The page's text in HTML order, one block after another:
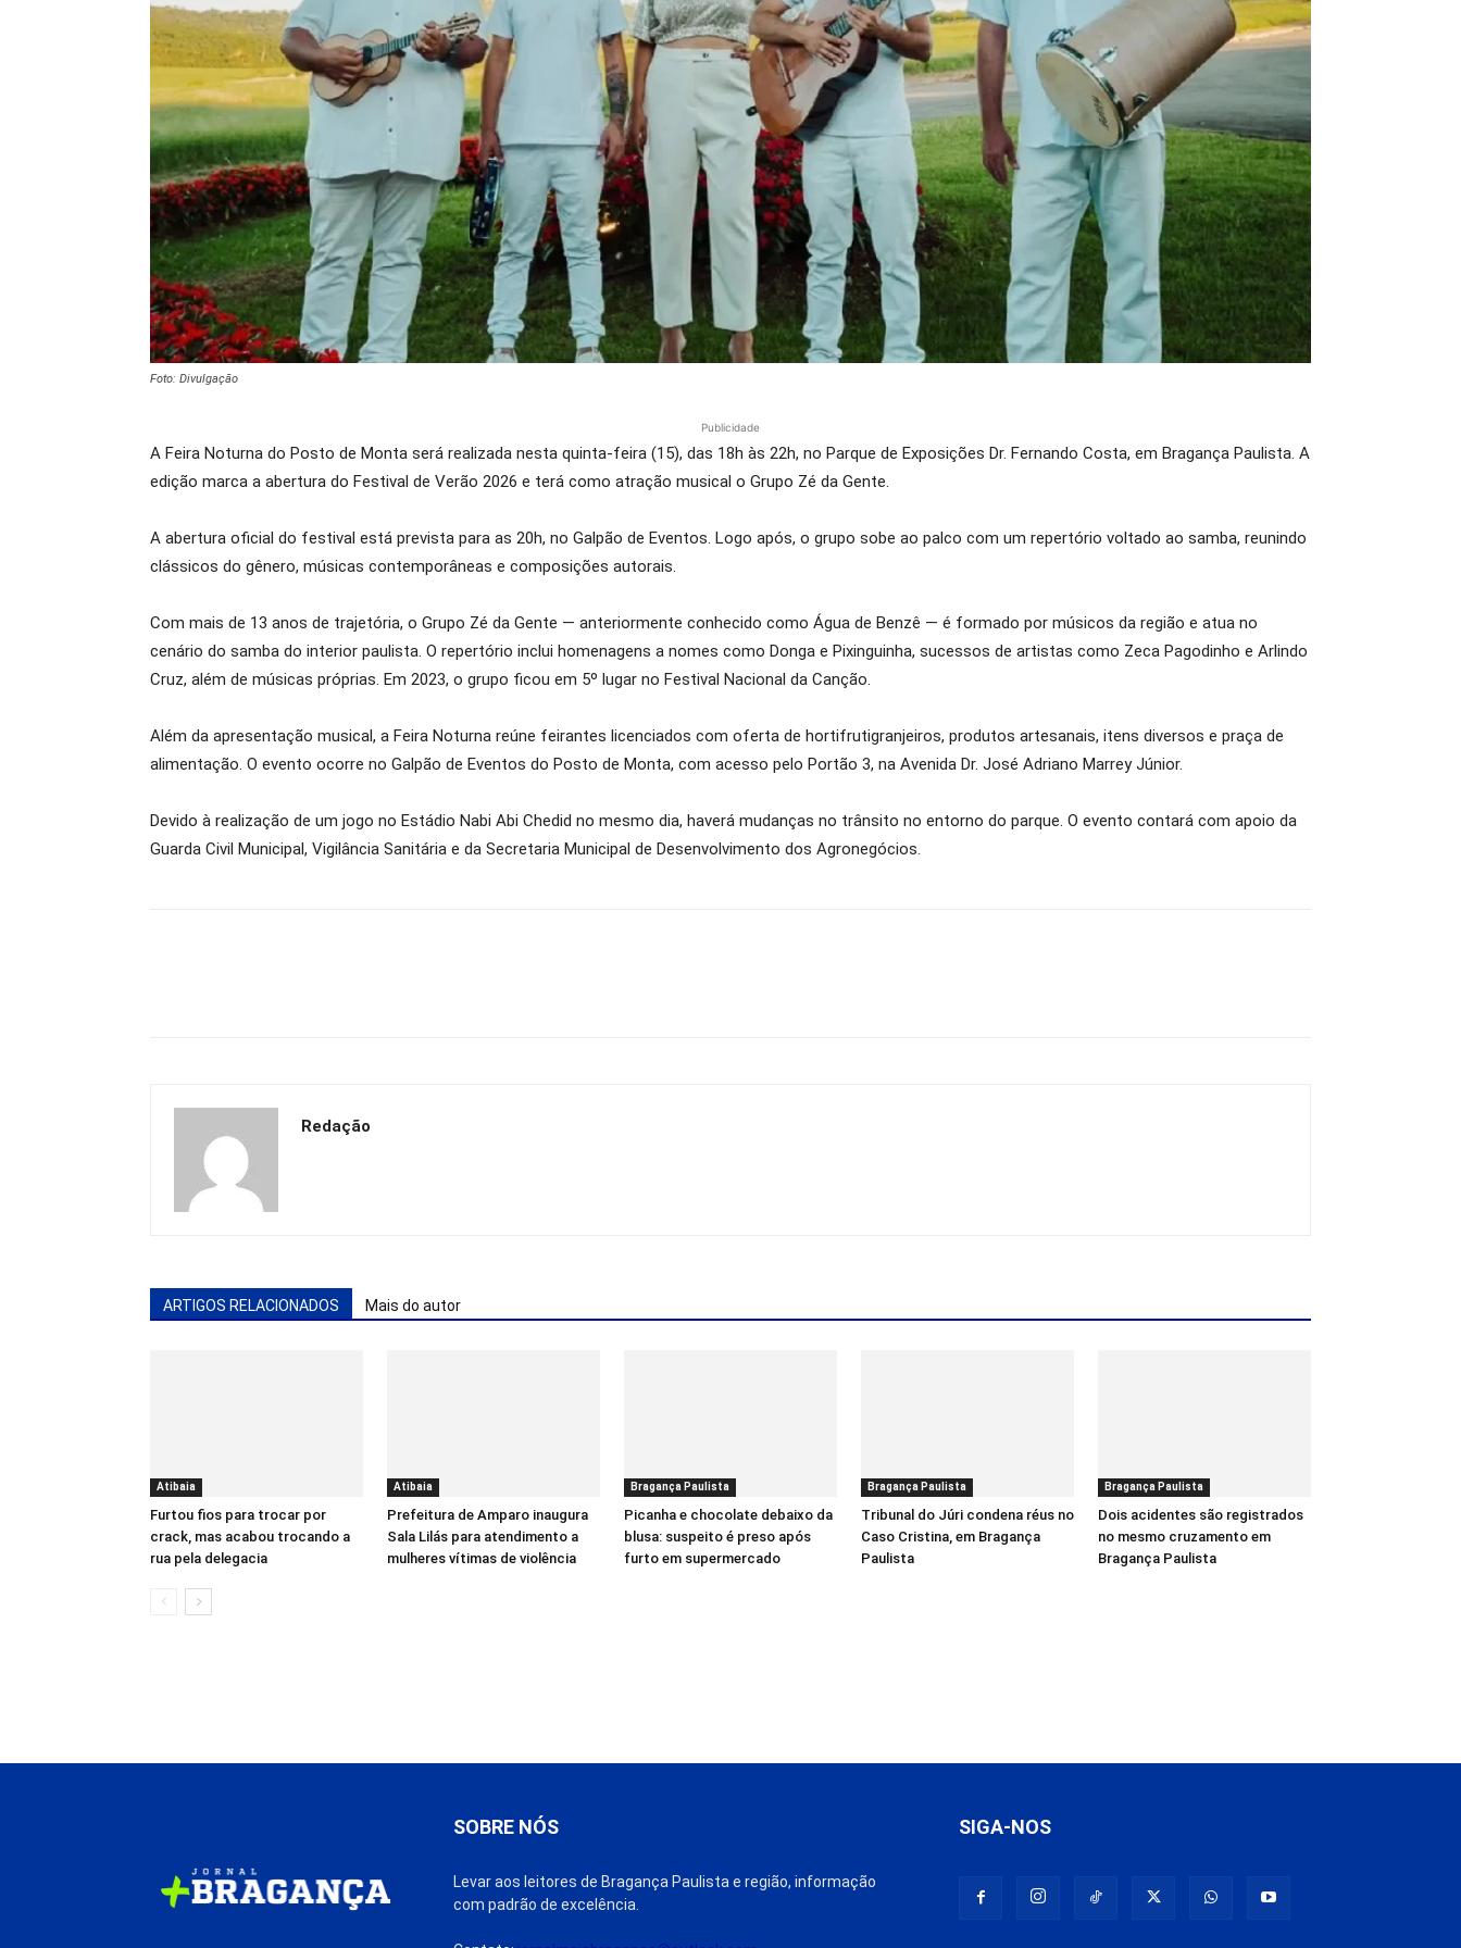
Foto: Divulgação
Publicidade
A Feira Noturna do Posto de Monta será realizada nesta quinta-feira (15), das 18h às 22h, no Parque de Exposições Dr. Fernando Costa, em Bragança Paulista. A
edição marca a abertura do Festival de Verão 2026 e terá como atração musical o Grupo Zé da Gente.
A abertura oficial do festival está prevista para as 20h, no Galpão de Eventos. Logo após, o grupo sobe ao palco com um repertório voltado ao samba, reunindo
clássicos do gênero, músicas contemporâneas e composições autorais.
Com mais de 13 anos de trajetória, o Grupo Zé da Gente — anteriormente conhecido como Água de Benzê — é formado por músicos da região e atua no
cenário do samba do interior paulista. O repertório inclui homenagens a nomes como Donga e Pixinguinha, sucessos de artistas como Zeca Pagodinho e Arlindo
Cruz, além de músicas próprias. Em 2023, o grupo ficou em 5º lugar no Festival Nacional da Canção.
Além da apresentação musical, a Feira Noturna reúne feirantes licenciados com oferta de hortifrutigranjeiros, produtos artesanais, itens diversos e praça de
alimentação. O evento ocorre no Galpão de Eventos do Posto de Monta, com acesso pelo Portão 3, na Avenida Dr. José Adriano Marrey Júnior.
Devido à realização de um jogo no Estádio Nabi Abi Chedid no mesmo dia, haverá mudanças no trânsito no entorno do parque. O evento contará com apoio da
Guarda Civil Municipal, Vigilância Sanitária e da Secretaria Municipal de Desenvolvimento dos Agronegócios.
Redação
ARTIGOS RELACIONADOS Mais do autor
Atibaia
Furtou fios para trocar por
crack, mas acabou trocando a
rua pela delegacia
Atibaia
Prefeitura de Amparo inaugura
Sala Lilás para atendimento a
mulheres vítimas de violência
Bragança Paulista
Picanha e chocolate debaixo da
blusa: suspeito é preso após
furto em supermercado
Bragança Paulista
Tribunal do Júri condena réus no
Caso Cristina, em Bragança
Paulista
Bragança Paulista
Dois acidentes são registrados
no mesmo cruzamento em
Bragança Paulista
SOBRE NÓS
Levar aos leitores de Bragança Paulista e região, informação
com padrão de excelência.
SIGA-NOS